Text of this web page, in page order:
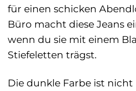
für einen schicken
Büro macht diese Jeans
wenn du sie mit einem
Stiefeletten trägst.
Die dunkle Farbe ist nicht